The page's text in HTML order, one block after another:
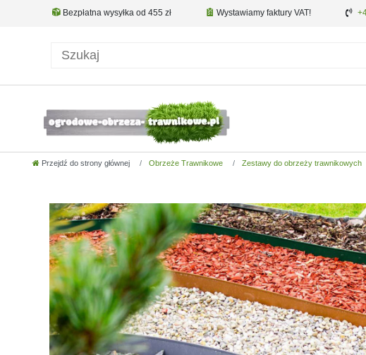
Bezpłatna wysyłka od 455 zł Wystawiamy faktury VAT!
Przejdź do strony głównej Obrzeże Trawnikowe Zestawy do obrzeży trawnikowych